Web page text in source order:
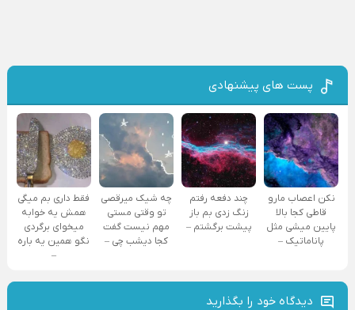
پست های پیشنهادی
نکن اعصاب مارو
قاطی کجا بالا
پایین میشی مثل
پاناماتیک –
چند دفعه رفتم
زنگ زدی بم باز
پیشت برگشتم –
چه شیک میرقصی
تو وقتی مستی
مهم نیست گفت
کجا دیشب چی –
فقط داری بم میگی
همش یه خوابه
میخوای برگردی
نگو همین یه باره
–
دیدگاه خود را بگذارید